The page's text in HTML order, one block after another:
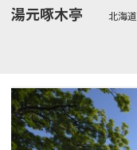
湯元啄木亭
北海